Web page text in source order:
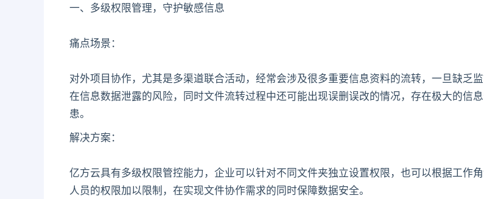
一、多级权限管理，守护敏感信息
痛点场景：
对外项目协作，尤其是多渠道联合活动，经常会涉及很多重要信息资料的流转，一旦缺乏
在信息数据泄露的风险，同时文件流转过程中还可能出现误删误改的情况，存在极大的信
患。
解决方案：
亿方云具有多级权限管控能力，企业可以针对不同文件夹独立设置权限，也可以根据工作
人员的权限加以限制，在实现文件协作需求的同时保障数据安全。